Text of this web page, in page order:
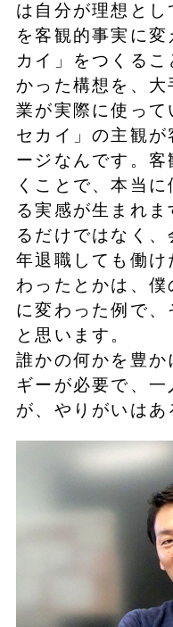
は自分が理想と
を客観的事実に
カイ」をつくる
かった構想を、
業が実際に使っ
セカイ」の主観が
ージなんです。
くことで、本当
る実感が生まれ
るだけではなく
年退職しても働
わったとかは、
に変わった例で
と思います。
誰かの何かを豊
ギーが必要で、
が、やりがいはあ